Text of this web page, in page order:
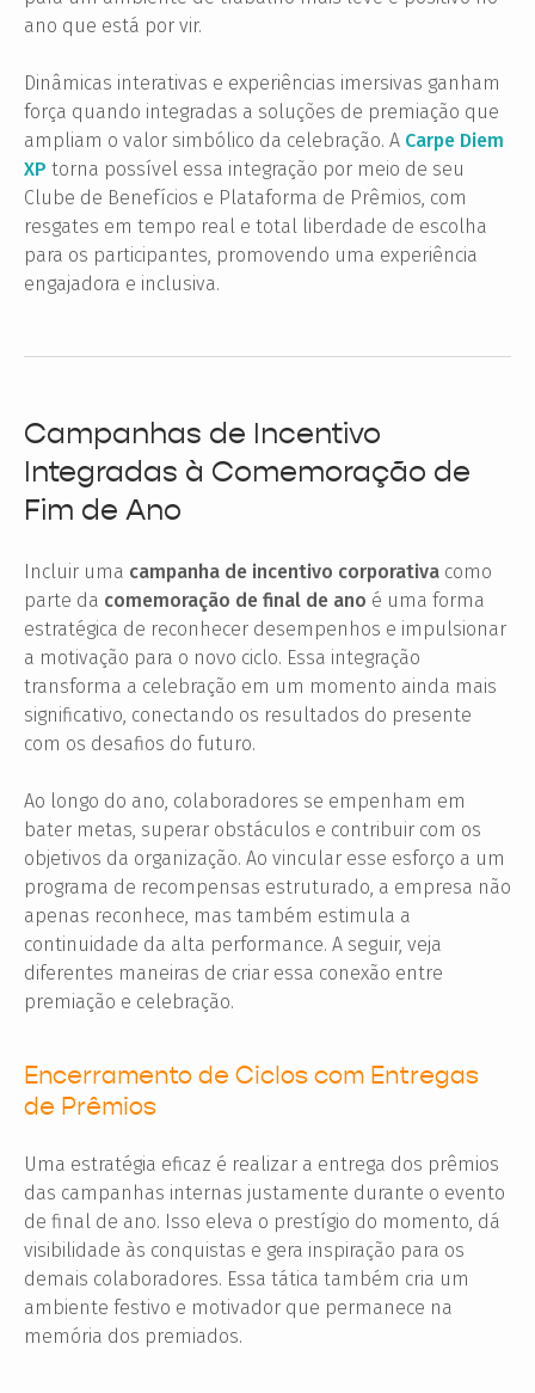
ano que está por vir.
Dinâmicas interativas e experiências imersivas ganham
força quando integradas a soluções de premiação que
ampliam o valor simbólico da celebração. A Carpe Diem
XP torna possível essa integração por meio de seu
Clube de Benefícios e Plataforma de Prêmios, com
resgates em tempo real e total liberdade de escolha
para os participantes, promovendo uma experiência
engajadora e inclusiva.
Campanhas de Incentivo
Integradas à Comemoração de
Fim de Ano
Incluir uma campanha de incentivo corporativa como
parte da comemoração de final de ano é uma forma
estratégica de reconhecer desempenhos e impulsionar
a motivação para o novo ciclo. Essa integração
transforma a celebração em um momento ainda mais
significativo, conectando os resultados do presente
com os desafios do futuro.
Ao longo do ano, colaboradores se empenham em
bater metas, superar obstáculos e contribuir com os
objetivos da organização. Ao vincular esse esforço a um
programa de recompensas estruturado, a empresa não
apenas reconhece, mas também estimula a
continuidade da alta performance. A seguir, veja
diferentes maneiras de criar essa conexão entre
premiação e celebração.
Encerramento de Ciclos com Entregas
de Prêmios
Uma estratégia eficaz é realizar a entrega dos prêmios
das campanhas internas justamente durante o evento
de final de ano. Isso eleva o prestígio do momento, dá
visibilidade às conquistas e gera inspiração para os
demais colaboradores. Essa tática também cria um
ambiente festivo e motivador que permanece na
memória dos premiados.